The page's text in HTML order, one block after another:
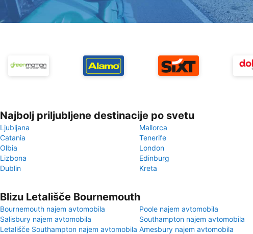
Najbolj priljubljene destinacije po svetu
Ljubljana
Mallorca
Catania
Tenerife
Olbia
London
Lizbona
Edinburg
Dublin
Kreta
Blizu Letališče Bournemouth
Bournemouth najem avtomobila
Poole najem avtomobila
Salisbury najem avtomobila
Southampton najem avtomobila
Letališče Southampton najem avtomobila Amesbury najem avtomobila